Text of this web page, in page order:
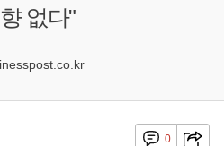
없다"
0